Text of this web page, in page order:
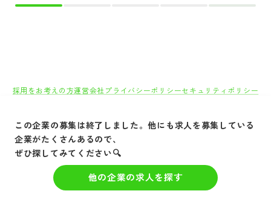
この企業の募集は終了しました。他にも求人を募集している
企業がたくさんあるので、
ぜひ探してみてください🔍
他の企業の求人を探す